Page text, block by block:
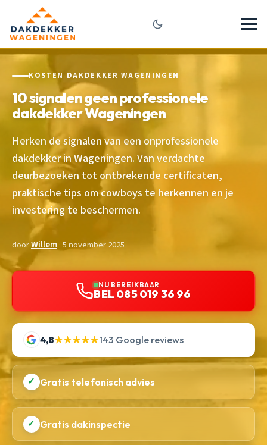
KOSTEN DAKDEKKER WAGENINGEN
10 signalen geen professionele
dakdekker Wageningen
Herken de signalen van een onprofessionele
dakdekker in Wageningen. Van verdachte
deurbezoeken tot ontbrekende certificaten,
praktische tips om cowboys te herkennen en je
investering te beschermen.
doorWillem· 5 november 2025
NU BEREIKBAAR
BEL 085 019 36 96
4,8★★★★★143 Google reviews
✓ Gratis telefonisch advies
✓ Gratis dakinspectie